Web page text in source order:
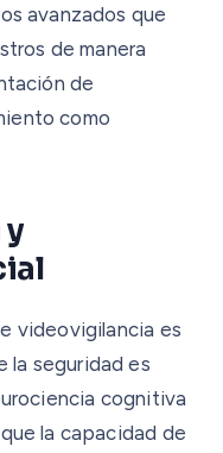
avanzados que
de manera
de
como
y
videovigilancia es
la seguridad es
cognitiva
la capacidad de